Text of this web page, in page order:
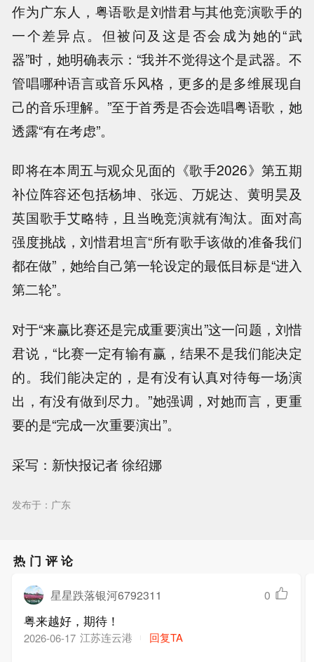
作为广东人，粤语歌是刘惜君与其他竞演歌手的
一个差异点。但被问及这是否会成为她的“武
器”时，她明确表示：“我并不觉得这个是武器。不
管唱哪种语言或音乐风格，更多的是多维展现自
己的音乐理解。”至于首秀是否会选唱粤语歌，她
透露“有在考虑”。
即将在本周五与观众见面的《歌手2026》第五期
补位阵容还包括杨坤、张远、万妮达、黄明昊及
英国歌手艾略特，且当晚竞演就有淘汰。面对高
强度挑战，刘惜君坦言“所有歌手该做的准备我们
都在做”，她给自己第一轮设定的最低目标是“进入
第二轮”。
对于“来赢比赛还是完成重要演出”这一问题，刘惜
君说，“比赛一定有输有赢，结果不是我们能决定
的。我们能决定的，是有没有认真对待每一场演
出，有没有做到尽力。”她强调，对她而言，更重
要的是“完成一次重要演出”。
采写：新快报记者 徐绍娜
发布于：广东
热门评论
星星跌落银河6792311 0
粤来越好，期待！
2026-06-17 江苏连云港 回复TA